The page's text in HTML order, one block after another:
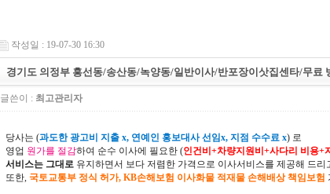
작성일 : 19-07-30 16:30
경기도 의정부 흥선동/송산동/녹양동/일반이사/반포장이삿집센타/무료
글쓴이 : 최고관리자
당사는 (과도한 광고비 지출 x, 연예인 홍보대사 선임x, 지점 수수료 x) 로
영업 원가를 절감하여 순수 이사에 필요한 (인건비+차량지원비+사다리 비용+
서비스는 그대로 유지하면서 보다 저렴한 가격으로 이사서비스를 제공해 드리
또한, 국토교통부 정식 허가, KB손해보험 이사화물 적재물 손해배상 책임보험